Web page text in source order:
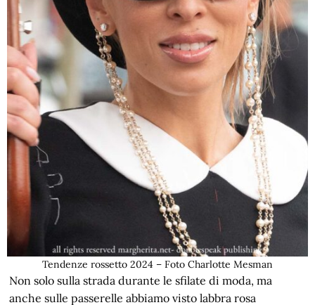
Tendenze rossetto 2024 – Foto Charlotte Mesman
Non solo sulla strada durante le sfilate di moda, ma
anche sulle passerelle abbiamo visto labbra rosa